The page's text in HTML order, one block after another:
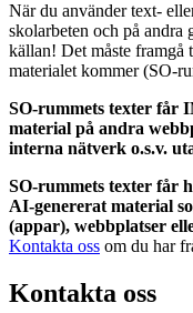
När du använder text-
skolarbeten och på andra
källan! Det måste
materialet kommer (SO-
SO-rummets texter får
material på andra
interna nätverk o.s.v.
SO-rummets texter får
AI-genererat material
(appar), webbplatser
Kontakta oss om du har
Kontakta oss